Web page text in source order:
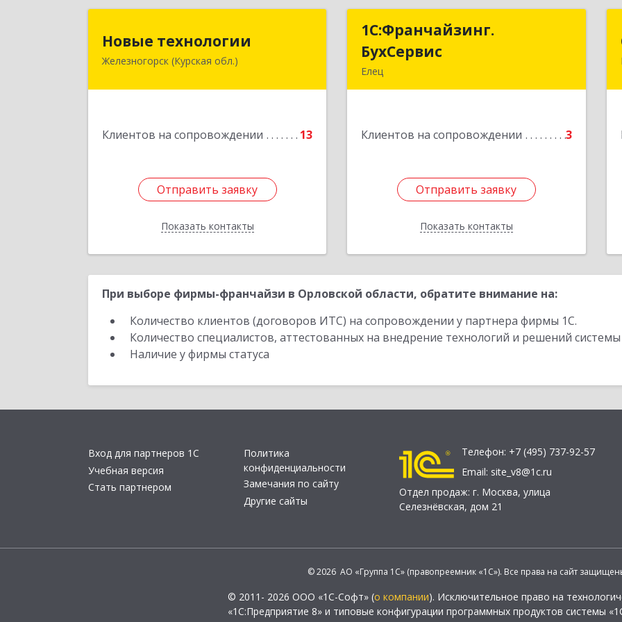
Новые технологии
Железногорск (Курская обл.)
Клиентов на сопровождении 13
Отправить заявку
Показать контакты
307170, Курская обл, Железногорский
Подробнее
Отправить заявку
Назад
1С:Франчайзинг.
БухСервис
Елец
Клиентов на сопровождении 3
Отправить заявку
Показать контакты
1С:Франчайзинг.
Подробнее
Отправить заявку
Назад
При выборе фирмы-франчайзи в Орловской области, обратите внимание на:
Количество клиентов (договоров ИТС) на сопровождении у партнера фирмы 1С.
Количество специалистов, аттестованных на внедрение технологий и решений
Наличие у фирмы статуса
Вход для партнеров 1С
Учебная версия
Стать партнером
Политика
конфиденциальности
Замечания по сайту
Другие сайты
Телефон: +7 (495) 737-92-57
Email: site_v8@1c.ru
Отдел продаж: г. Москва, улица
Селезнёвская, дом 21
© 2026 АО «Группа 1С» (правопреемник «1С»). Все права на сайт
© 2011- 2026 ООО «1С-Софт» (о компании). Исключительное право на
«1С:Предприятие 8» и типовые конфигурации программных продуктов системы